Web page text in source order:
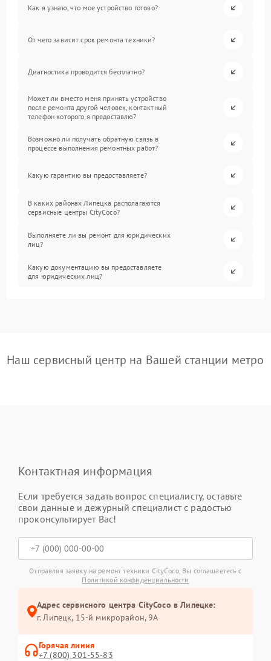
Как я узнаю, что мое устройство готово?
От чего зависит срок ремонта техники?
Диагностика проводится бесплатно?
Может ли вместо меня принять устройство
после ремонта другой человек, контактный
телефон которого я предоставлю?
Возможно ли получать обратную связь в
процессе выполнения ремонтных работ?
Какую гарантию вы предоставляете?
В каких районах Липецка располагаются
сервисные центры CityCoco?
Выполняете ли вы ремонт для юридических
лиц?
Какую документацию вы предоставляете
для юридических лиц?
Наш сервисный центр на Вашей станции метро
Контактная информация
Если требуется задать вопрос специалисту, оставьте
свои данные и дежурный специалист с радостью
проконсультирует Вас!
Отправляя заявку на ремонт техники CityCoco, Вы соглашаетесь с
Политикой конфиденциальности
Адрес сервисного центра CityCoco в Липецке:
г. Липецк, 15-й микрорайон, 9А
Горячая линия
+7 (800) 301-55-83